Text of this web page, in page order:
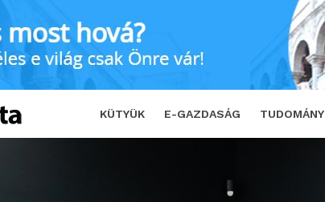
KÜTYÜK E-GAZDASÁG TUDOMÁNY
túlterheltségről számol be